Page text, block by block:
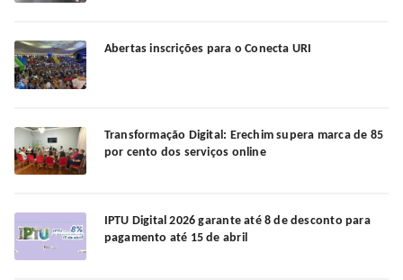
Abertas inscrições para o Conecta URI
Transformação Digital: Erechim supera marca de 85
por cento dos serviços online
IPTU Digital 2026 garante até 8 de desconto para
pagamento até 15 de abril